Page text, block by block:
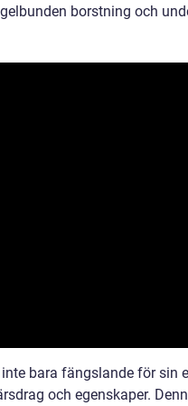
borstning och
bara fängslande för sin
och egenskaper.